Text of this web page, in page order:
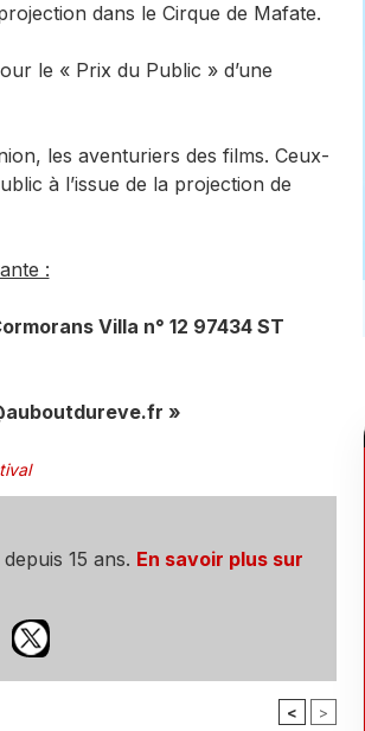
dans le Cirque de Mafate.
le « Prix du Public » d’une
les aventuriers des films. Ceux-
à l’issue de la projection de
:
Villa n° 12 97434 ST
»
15 ans. En savoir plus sur
< >